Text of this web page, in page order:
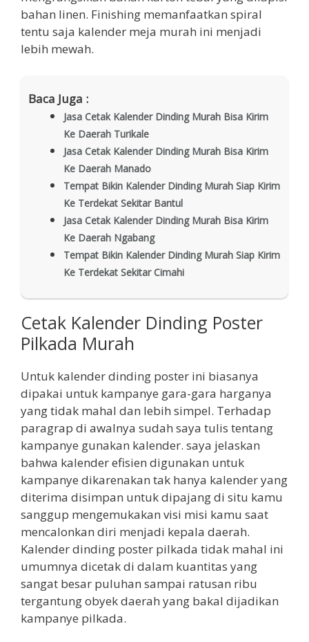
bahan linen. Finishing memanfaatkan spiral
tentu saja kalender meja murah ini menjadi
lebih mewah.
Baca Juga :
Jasa Cetak Kalender Dinding Murah Bisa Kirim
Ke Daerah Turikale
Jasa Cetak Kalender Dinding Murah Bisa Kirim
Ke Daerah Manado
Tempat Bikin Kalender Dinding Murah Siap Kirim
Ke Terdekat Sekitar Bantul
Jasa Cetak Kalender Dinding Murah Bisa Kirim
Ke Daerah Ngabang
Tempat Bikin Kalender Dinding Murah Siap Kirim
Ke Terdekat Sekitar Cimahi
Cetak Kalender Dinding Poster
Pilkada Murah
Untuk kalender dinding poster ini biasanya
dipakai untuk kampanye gara-gara harganya
yang tidak mahal dan lebih simpel. Terhadap
paragrap di awalnya sudah saya tulis tentang
kampanye gunakan kalender. saya jelaskan
bahwa kalender efisien digunakan untuk
kampanye dikarenakan tak hanya kalender yang
diterima disimpan untuk dipajang di situ kamu
sanggup mengemukakan visi misi kamu saat
mencalonkan diri menjadi kepala daerah.
Kalender dinding poster pilkada tidak mahal ini
umumnya dicetak di dalam kuantitas yang
sangat besar puluhan sampai ratusan ribu
tergantung obyek daerah yang bakal dijadikan
kampanye pilkada.